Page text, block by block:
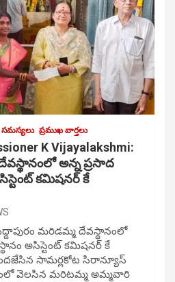
సమస్యలు ప్రముఖ వార్తలు
K Vijayalakshmi:
అన్న ప్రసాద
కమిషనర్ కే
మరిడమ్మ దేవస్థానంలో
అసిస్టెంట్ కమిషనర్ కే
సామర్లకోట సిరాన్యూస్
వెలసిన మరిటమ్మ అమ్మవారి